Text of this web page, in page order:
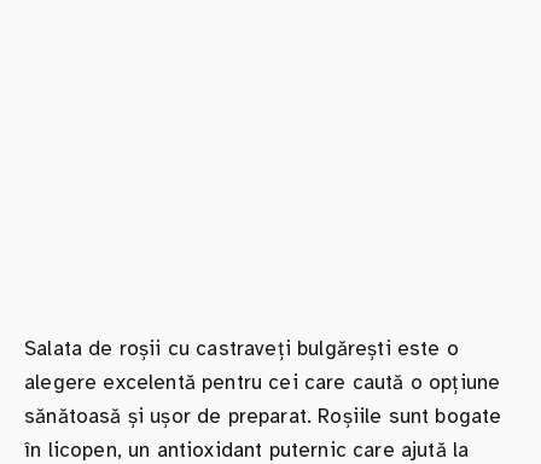
Salata de roșii cu castraveți bulgărești este o
alegere excelentă pentru cei care caută o opțiune
sănătoasă și ușor de preparat. Roșiile sunt bogate
în licopen, un antioxidant puternic care ajută la